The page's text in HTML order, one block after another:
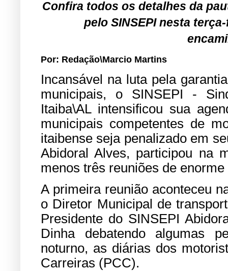
Confira todos os detalhes da
pelo SINSEPI nesta
Por: Redação\Marcio Martins
Incansável na luta pela
municipais, o SINSEPI -
Itaiba\AL intensificou sua
municipais competentes de
itaibense seja penalizado em
Abidoral Alves, participou na
menos três reuniões de
A primeira reunião aconteceu
o Diretor Municipal de
Presidente do SINSEPI
Dinha debatendo algumas
noturno, as diárias dos
Carreiras (PCC).